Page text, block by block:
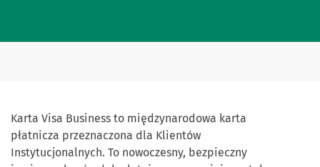
Karta Visa Business to międzynarodowa karta
płatnicza przeznaczona dla Klientów
Instytucjonalnych. To nowoczesny, bezpieczny